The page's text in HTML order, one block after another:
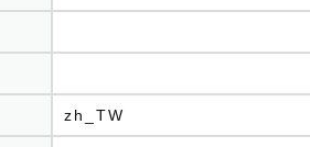
zh_TW